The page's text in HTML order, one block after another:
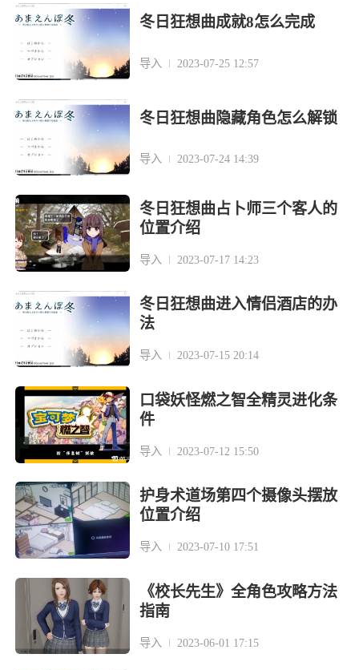
冬日狂想曲成就8怎么完成
导入 2023-07-25 12:57
冬日狂想曲隐藏角色怎么解锁
导入 2023-07-24 14:39
冬日狂想曲占卜师三个客人的
位置介绍
导入 2023-07-17 14:23
冬日狂想曲进入情侣酒店的办
法
导入 2023-07-15 20:14
口袋妖怪燃之智全精灵进化条
件
导入 2023-07-12 15:50
护身术道场第四个摄像头摆放
位置介绍
导入 2023-07-10 17:51
《校长先生》全角色攻略方法
指南
导入 2023-06-01 17:15